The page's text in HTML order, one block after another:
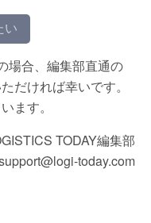
い
場合、編集部直通の
だければ幸いです。
ます。
TODAY編集部
today.com